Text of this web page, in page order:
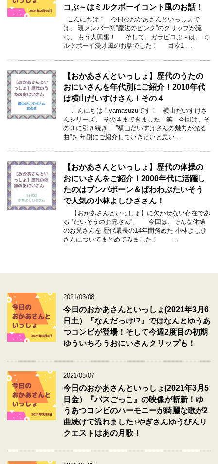
コぷ～はミルクボーイコント風のお話！
こんにちは！ 今日のおかあさんといっしょで
は、 現メンバー初”魔法のピンク”のクリップが流
れ、 もう大興奮！ そして、ガラピコぷ～は、 ミ
ルクボーイ漫才風のお話でした！ 目次1 …
【おかあさんといっしょ】歴代のうたの
おにいさんを年代別にご紹介！2010年代
は横山だいすけさん！その４
こんにちは！yamasuzuです！ 横山だいすけさ
んシリーズ、 その４まできました！笑 今回は、そ
の３に引き続き、 ”横山だいすけさんの魅力が光る
曲”を 年別にご紹介していきたいと思い …
【おかあさんといっしょ】歴代の体操の
おにいさんをご紹介！2000年代に活躍し
たのはブンバボーン＆ぱわわぷたいそう
で人気の小林よしひささん！
【おかあさんといっしょ】に欠かせない存在であ
る ”たいそうのお兄さん”。 今回は、そんな体操
のお兄さんを 歴代最長の14年間務めた 小林よしひ
さんについてまとめてみました！ …
2021/03/08
今日のおかあさんといっしょ(2021年3月6
日土）『なんだっけ!?』ではなんとゆうあ
つコンビが登場！そして今週2度目の初期
ゆういちろうおにいさんクリップも！
2021/03/07
今日のおかあさんといっしょ(2021年3月5
日金）『バスごっこ』の映像が斬新！ゆ
うあつコンビのハーモニーが綺麗な歌が2
曲続けて流れました♪やぎさんゆうびんリ
クエストはあの月歌！